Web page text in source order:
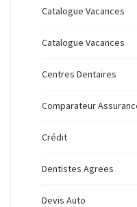
Catalogue Vacances
Catalogue Vacances
Centres Dentaires
Comparateur
Crédit
Dentistes Agrees
Devis Auto